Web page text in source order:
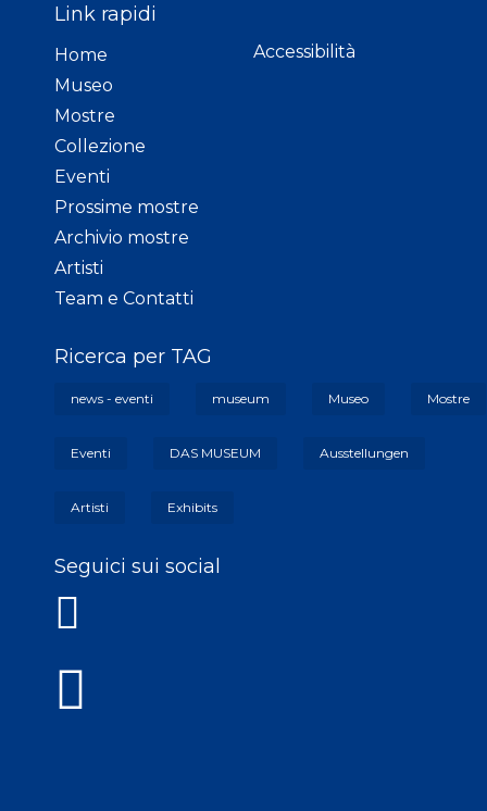
Link rapidi
Home
Museo
Mostre
Collezione
Eventi
Prossime mostre
Archivio mostre
Artisti
Team e Contatti
Accessibilità
Ricerca per TAG
news - eventi museum Museo Mostre
Eventi DAS MUSEUM Ausstellungen
Artisti Exhibits
Seguici sui social